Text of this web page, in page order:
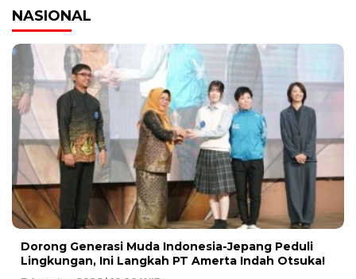
NASIONAL
Dorong Generasi Muda Indonesia-Jepang Peduli
Lingkungan, Ini Langkah PT Amerta Indah Otsuka!